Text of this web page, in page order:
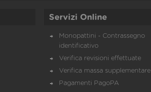
Servizi Online
Monopattini - Contrassegno
identificativo
Verifica revisioni effettuate
Verifica massa supplementare
Pagamenti PagoPA